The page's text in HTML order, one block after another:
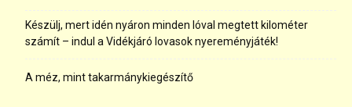
Készülj, mert idén nyáron minden lóval megtett kilométer
számít – indul a Vidékjáró lovasok nyereményjáték!
A méz, mint takarmánykiegészítő